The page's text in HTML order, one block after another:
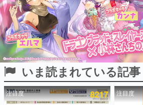
アプリセール情報
インタビュー
連載・特集一覧
殿堂入り記事
SNS拡散数が数千以上！ ページ
ど。多くの人々に読まれた、電
事をまとめました。
いま読まれている記事
注目度 8217 注目度